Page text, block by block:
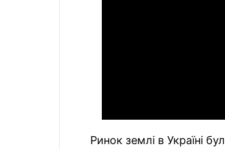
Ринок землі в Україні